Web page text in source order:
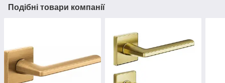
Подібні товари компанії